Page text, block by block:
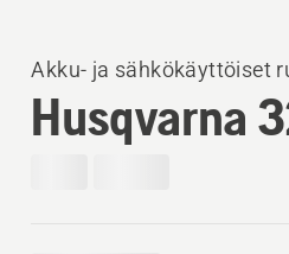
Akku- ja sähkökäyttöiset
Husqvarna